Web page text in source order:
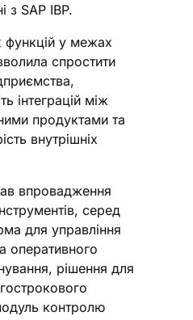
з SAP IBP.
функцій у межах
спростити
інтеграцій між
продуктами та
внутрішніх
впровадження
серед
для управління
оперативного
рішення для
контролю